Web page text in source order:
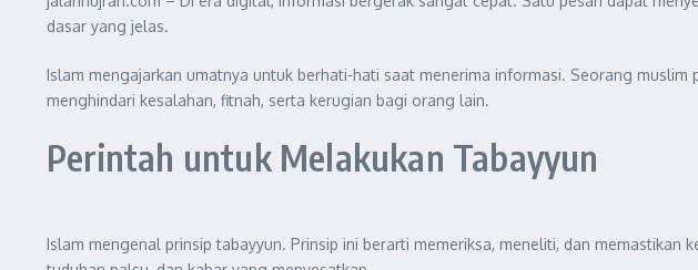
dasar yang jelas.
Islam mengajarkan umatnya untuk berhati-hati saat menerima informasi. Seorang
menghindari kesalahan, fitnah, serta kerugian bagi orang lain.
Perintah untuk Melakukan Tabayyun
Islam mengenal prinsip tabayyun. Prinsip ini berarti memeriksa, meneliti, dan